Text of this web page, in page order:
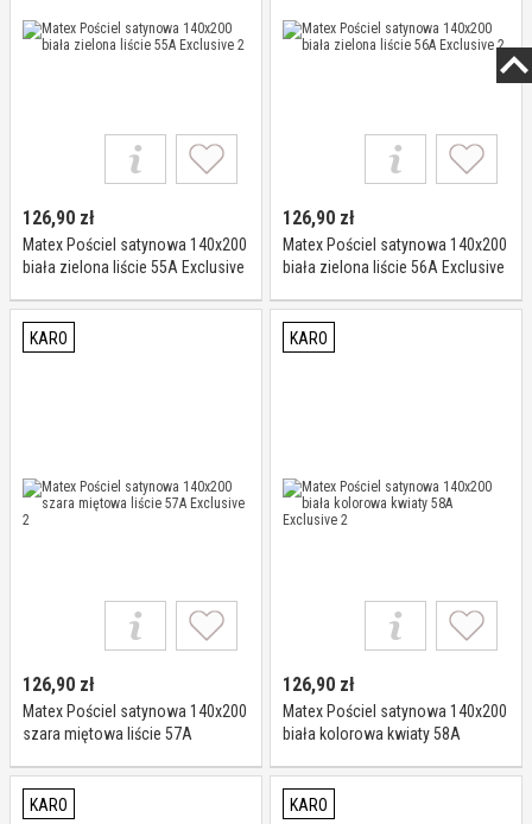
126,90 zł
Matex Pościel satynowa 140x200
biała zielona liście 55A Exclusive
126,90 zł
Matex Pościel satynowa 140x200
biała zielona liście 56A Exclusive
KARO
126,90 zł
Matex Pościel satynowa 140x200
szara miętowa liście 57A
KARO
126,90 zł
Matex Pościel satynowa 140x200
biała kolorowa kwiaty 58A
KARO KARO